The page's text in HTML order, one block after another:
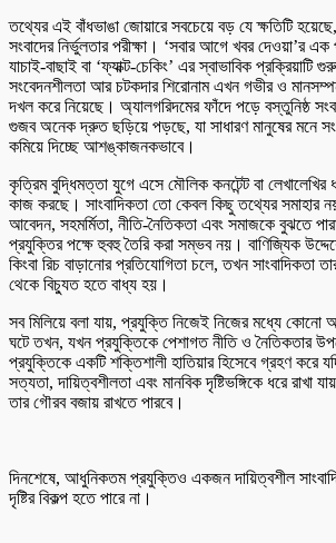
তথ্যের এই বাঁধভাঙা জোয়ারে সবচেয়ে বড় যে ক্ষতিটি
সংবাদের নির্ভুলতার পরীক্ষা। ‘সবার আগে খবর দেওয়া’র এক
যাচাই-বাছাই বা ‘ফ্যাক্ট-চেকিং’ এর স্বাভাবিক প্রক্রিয়াটি
সংবেদনশীলতা আর চটকদার শিরোনাম এখন গভীর ও
দখল করে নিয়েছে। অ্যালগরিদমের ফাঁদে পড়ে বস্তুনিষ্ঠ
গুজব অনেক দ্রুত ছড়িয়ে পড়ছে, যা সাধারণ মানুষের মনে
কমিয়ে দিচ্ছে আশঙ্কাজনকভাবে।
কৃত্রিম বুদ্ধিমত্তা যুগে এসে মৌলিক কনটেন্ট বা লেখালেখির
কাজ করছে। সাংবাদিকতা তো কেবল কিছু তথ্যের সমাহার
আবেদন, সহমর্মিতা, নীতি-নৈতিকতা এবং সমাজকে বুঝতে
প্রযুক্তির পক্ষে হুবহু তৈরি করা সম্ভব নয়। বাণিজ্যিক
কিংবা রিচ বাড়ানোর প্রতিযোগিতা চলে, তখন সাংবাদিকতা
থেকে বিচ্যুত হতে বাধ্য হয়।
সব মিলিয়ে বলা যায়, প্রযুক্তি নিজেই নিজের মধ্যে কোনো
ঘটে তখন, যখন প্রযুক্তিকে পেশাগত নীতি ও নৈতিকতার
প্রযুক্তিকে একটি শক্তিশালী হাতিয়ার হিসেবে গ্রহণ করে
সত্যতা, দায়িত্বশীলতা এবং মানবিক দৃষ্টিভঙ্গিকে ধরে রাখা
তার গৌরব বজায় রাখতে পারবে।
দিনশেষে, আধুনিকতম প্রযুক্তিও একজন দায়িত্বশীল
দৃষ্টির বিকল্প হতে পারে না।